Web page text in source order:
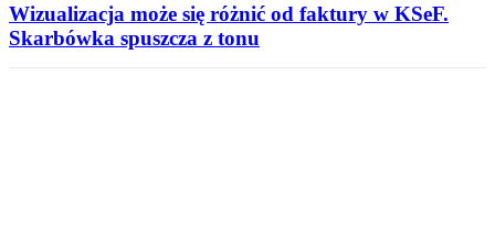
Wizualizacja może się różnić od faktury w KSeF.
Skarbówka spuszcza z tonu